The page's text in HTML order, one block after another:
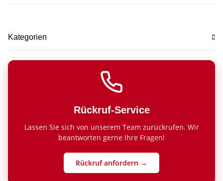
Kategorien
Rückruf-Service
Lassen Sie sich von unserem Team zurückrufen. Wir
beantworten gerne Ihre Fragen!
Rückruf anfordern →